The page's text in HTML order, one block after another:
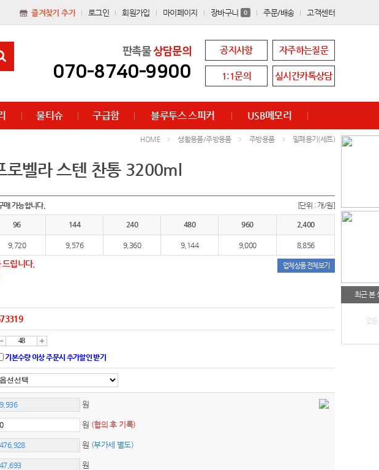
즐겨찾기 추가 로그인 회원가입 마이페이지 장바구니 0 주문/배송 고객센터
판촉물상담문의
070-8740-9900
공지사항 자주하는질문
1:1문의 실시간카톡상담
물티슈 구급함 블루투스 스피커 USB메모리
최근 본
없음
HOME 생활용품/주방용품 주방용품 밀폐용기(세트)
로벨라 스텐 찬통 3200ml
매 가능합니다. [단위 : 개/원]
96 144 240 480 960 2,400
9,720 9,576 9,360 9,144 9,000 8,856
립니다.
업체상품 전체보기
증
가
기본수량 이상 주문시 추가할인 받기
원
원 (협의 후 기록)
원 (부가세 별도)
원